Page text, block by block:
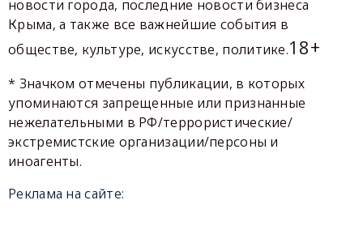
новости города, последние новости бизнеса
Крыма, а также все важнейшие события в
обществе, культуре, искусстве, политике.18+
* Значком отмечены публикации, в которых
упоминаются запрещенные или признанные
нежелательными в РФ/террористические/
экстремистские организации/персоны и
иноагенты.
Реклама на сайте: